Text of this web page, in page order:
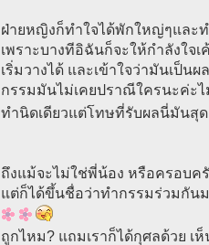
ฝ่ายหญิงก็ทำใจได้พักใหญ่ๆและ
เพราะบางทีอิฉันก็จะให้กำลังใจ
เริ่มวางได้ และเข้าใจว่ามันเป็น
กรรมมันไม่เคยปราณีใครนะค่ะ
ทำนิดเดียวแต่โทษที่รับผลนี่มันสุ
ถึงแม้จะไม่ใช่พี่น้อง หรือครอบค
แต่ก็ได้ขึ้นชื่อว่าทำกรรมร่วมกัน
ถูกไหม? แถมเราก็ได้กุศลด้วย เ